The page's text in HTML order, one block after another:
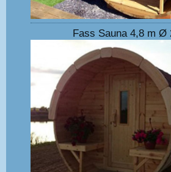
Fass Sauna 4,8 m Ø